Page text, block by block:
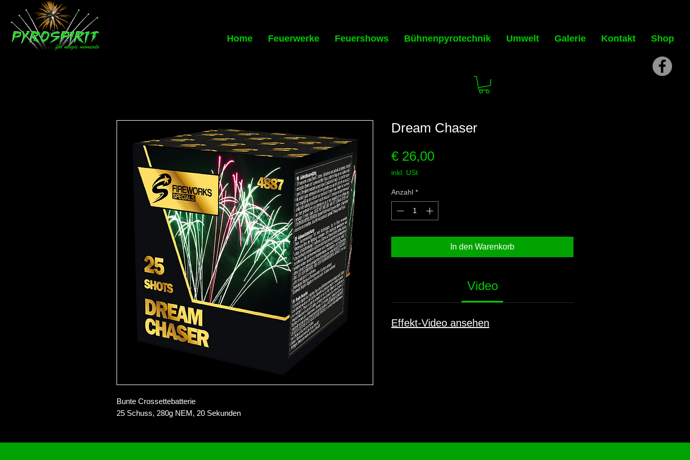
Home Feuerwerke Feuershows Bühnenpyrotechnik Umwelt Galerie Kontakt Shop
Bunte Crossettebatterie
25 Schuss, 280g NEM, 20 Sekunden
Dream Chaser
€ 26,00Preis
inkl. USt
Anzahl *
In den Warenkorb
Video
Effekt-Video ansehen